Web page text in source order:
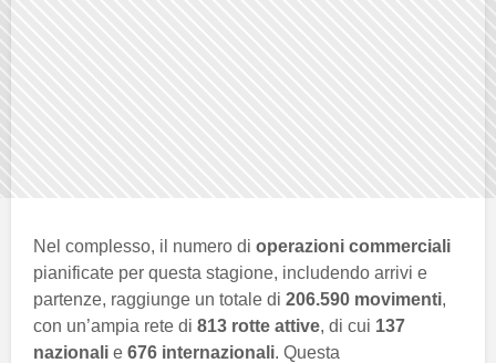
Nel complesso, il numero di operazioni commerciali
pianificate per questa stagione, includendo arrivi e
partenze, raggiunge un totale di 206.590 movimenti,
con un’ampia rete di 813 rotte attive, di cui 137
nazionali e 676 internazionali. Questa